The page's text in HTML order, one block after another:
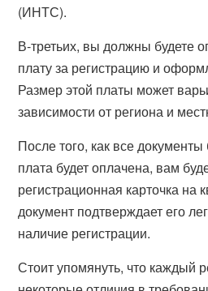
(ИНТС).
В-третьих, вы должны будете
плату за регистрацию и
Размер этой платы может
зависимости от региона и
После того, как все
плата будет оплачена, вам
регистрационная карточка на
документ подтверждает его
наличие регистрации.
Стоит упомянуть, что каждый